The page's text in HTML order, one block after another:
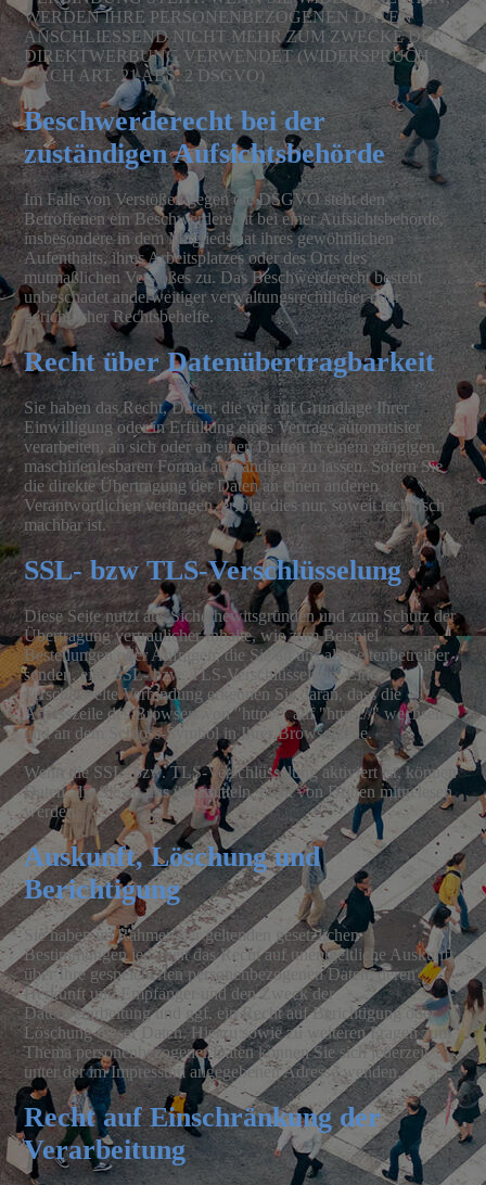
WERDEN IHRE PERSONENBEZOGENEN DATEN
ANSCHLIESSEND NICHT MEHR ZUM ZWECKE DER
DIREKTWERBUNG VERWENDET (WIDERSPRUCH
NACH ART. 21 ABS. 2 DSGVO)
Beschwerderecht bei der
zuständigen Aufsichtsbehörde
Im Falle von Verstößen gegen die DSGVO steht den
Betroffenen ein Beschwerderecht bei einer Aufsichtsbehörde,
insbesondere in dem Mitgliedstaat ihres gewöhnlichen
Aufenthalts, ihres Arbeitsplatzes oder des Orts des
mutmaßlichen Verstoßes zu. Das Beschwerderecht besteht
unbeschadet anderweitiger verwaltungsrechtlicher oder
gerichtlicher Rechtsbehelfe.
Recht über Datenübertragbarkeit
Sie haben das Recht, Daten, die wir auf Grundlage Ihrer
Einwilligung oder in Erfüllung eines Vertrags automatisier
verarbeiten, an sich oder an einen Dritten in einem gängigen,
maschinenlesbaren Format aushändigen zu lassen. Sofern Sie
die direkte Übertragung der Daten an einen anderen
Verantwortlichen verlangen, erfolgt dies nur, soweit technisch
machbar ist.
SSL- bzw TLS-Verschlüsselung
Diese Seite nutzt aus Sicherhewitsgründen und zum Schutz der
Übertragung vertraulicher Inhalte, wie zum Beispiel
Bestellungen oder Anfragen, die Sie an uns als Seitenbetreiber
senden, eine SSL- bzw. TLS-Verschlüsselung. Eine
verschlüsselte Verbindung erkennen Sie daran, dass die
Adresszeile des Browsers von "http://" auf "https://" wechselt
und an dem Schloss-Symbol in Ihrer Browserzeile.
Wenn die SSL- bzw. TLS-Verschlüsselung aktiviert ist, können
Daten, die Sie an uns übermitteln, nicht von Dritten mitgelesen
werden.
Auskunft, Löschung und
Berichtigung
Sie haben im Rahmen der geltenden gesetzlichen
Bestimmungen jederzeit das Recht auf unentgeltliche Auskunft
über Ihre gespeicherten personenbezogenen Daten, deren
Herkunft und Empfänger und den Zweck der
Datenverarbeitung und ggf. ein Recht auf Berichtigung oder
Löschung dieser Daten. Hierzu sowie zu weiteren Fragen zum
Thema personenbezogener Daten können Sie sich jederzeit
unter der im Impressum angegebenen Adresse wenden.
Recht auf Einschränkung der
Verarbeitung